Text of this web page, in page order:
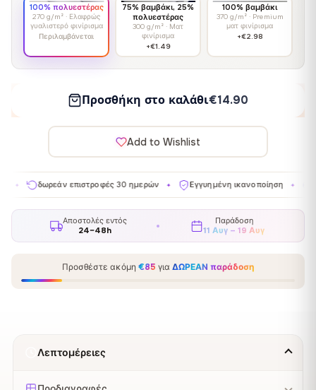
100% πολυεστέρας
270 g/m² · Ελαφρώς
γυαλιστερό φινίρισμα
Περιλαμβάνεται
75% βαμβάκι, 25%
πολυεστέρας
300 g/m² · Ματ
φινίρισμα
+€1.49
100% βαμβάκι
370 g/m² · Premium
ματ φινίρισμα
+€2.98
Προσθήκη στο καλάθι€14.90
Add to Wishlist
επιστροφές 30 ημερών ✦ Εγγυημένη ικανοποίηση ✦
Αποστολές εντός
24–48h
Παράδοση
11 Αυγ – 19 Αυγ
Προσθέστε ακόμη €85 για ΔΩΡΕΑΝ παράδοση
Λεπτομέρειες